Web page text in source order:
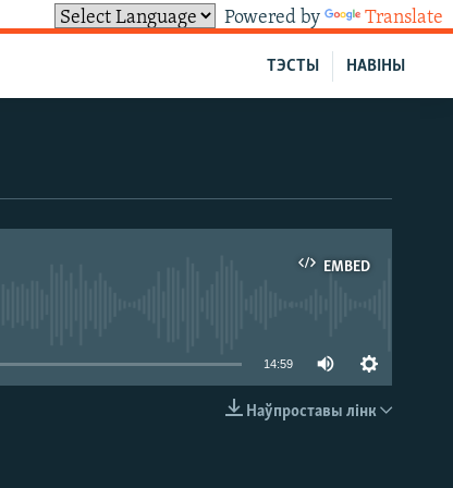
Powered by Translate
НАВІНЫ
ТЭСТЫ
EMBED
14:59
Наўпроставы лінк